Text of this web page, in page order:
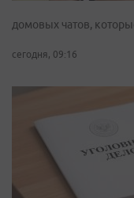
домовых чатов,
сегодня, 09:16